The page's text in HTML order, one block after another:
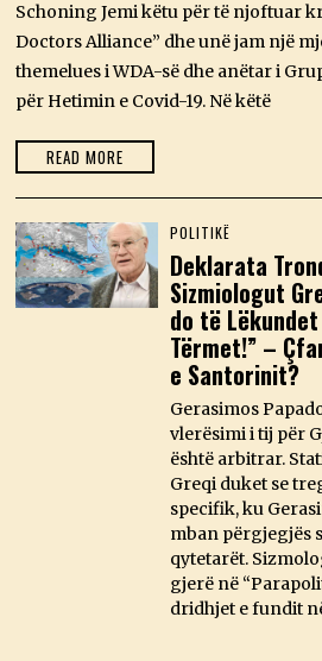
,
2
0
2
Schoning Jemi këtu për të njoftuar
Doctors Alliance” dhe unë jam një
themelues i WDA-së dhe anëtar i
për Hetimin e Covid-19. Në këtë
READ MORE
POLITIKË
Deklarata
Sizmiologut
do të
Tërmet!” –
e Santorinit?
Gerasimos
vlerësimi i tij për
është arbitrar.
Greqi duket se
specifik, ku
mban përgjegjës
qytetarët.
gjerë në
dridhjet e fundit